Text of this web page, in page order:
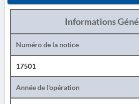
Informations
Numéro de la notice
17501
Année de l'opération